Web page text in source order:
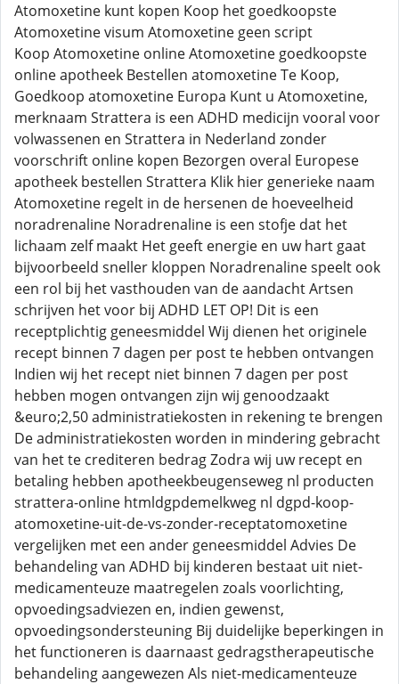
Atomoxetine kunt kopen Koop het goedkoopste
Atomoxetine visum Atomoxetine geen script
Koop Atomoxetine online Atomoxetine goedkoopste
online apotheek Bestellen atomoxetine Te Koop,
Goedkoop atomoxetine Europa Kunt u Atomoxetine,
merknaam Strattera is een ADHD medicijn vooral voor
volwassenen en Strattera in Nederland zonder
voorschrift online kopen Bezorgen overal Europese
apotheek bestellen Strattera Klik hier generieke naam
Atomoxetine regelt in de hersenen de hoeveelheid
noradrenaline Noradrenaline is een stofje dat het
lichaam zelf maakt Het geeft energie en uw hart gaat
bijvoorbeeld sneller kloppen Noradrenaline speelt ook
een rol bij het vasthouden van de aandacht Artsen
schrijven het voor bij ADHD LET OP! Dit is een
receptplichtig geneesmiddel Wij dienen het originele
recept binnen 7 dagen per post te hebben ontvangen
Indien wij het recept niet binnen 7 dagen per post
hebben mogen ontvangen zijn wij genoodzaakt
&euro;2,50 administratiekosten in rekening te brengen
De administratiekosten worden in mindering gebracht
van het te crediteren bedrag Zodra wij uw recept en
betaling hebben apotheekbeugenseweg nl producten
strattera-online htmldgpdemelkweg nl dgpd-koop-
atomoxetine-uit-de-vs-zonder-receptatomoxetine
vergelijken met een ander geneesmiddel Advies De
behandeling van ADHD bij kinderen bestaat uit niet-
medicamenteuze maatregelen zoals voorlichting,
opvoedingsadviezen en, indien gewenst,
opvoedingsondersteuning Bij duidelijke beperkingen in
het functioneren is daarnaast gedragstherapeutische
behandeling aangewezen Als niet-medicamenteuze